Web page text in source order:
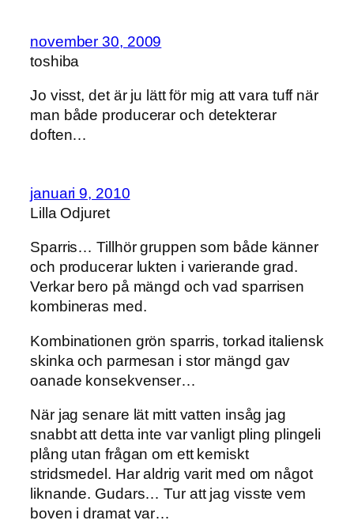
november 30, 2009
toshiba
Jo visst, det är ju lätt för mig att vara tuff när
man både producerar och detekterar
doften…
januari 9, 2010
Lilla Odjuret
Sparris… Tillhör gruppen som både känner
och producerar lukten i varierande grad.
Verkar bero på mängd och vad sparrisen
kombineras med.
Kombinationen grön sparris, torkad italiensk
skinka och parmesan i stor mängd gav
oanade konsekvenser…
När jag senare lät mitt vatten insåg jag
snabbt att detta inte var vanligt pling plingeli
plång utan frågan om ett kemiskt
stridsmedel. Har aldrig varit med om något
liknande. Gudars… Tur att jag visste vem
boven i dramat var…